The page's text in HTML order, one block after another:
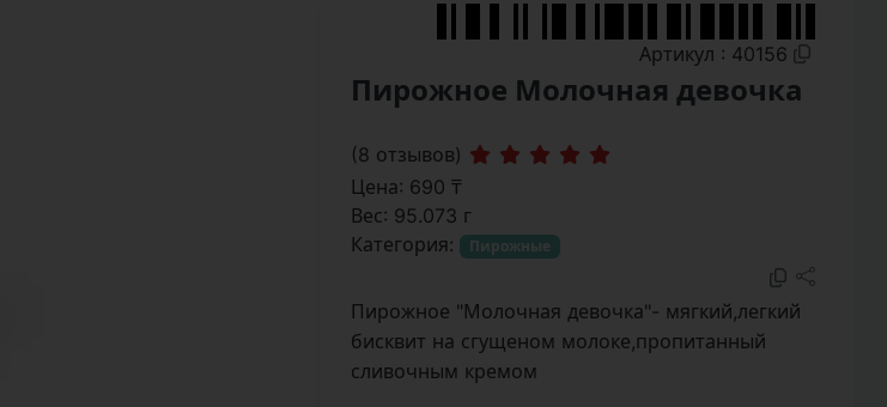
Артикул : 40156
Пирожное Молочная девочка
(8 отзывов)
Цена: 690 ₸
Вес: 95.073 г
Категория:
Пирожные
Пирожное "Молочная девочка"- мягкий,легкий
бисквит на сгущеном молоке,пропитанный
сливочным кремом